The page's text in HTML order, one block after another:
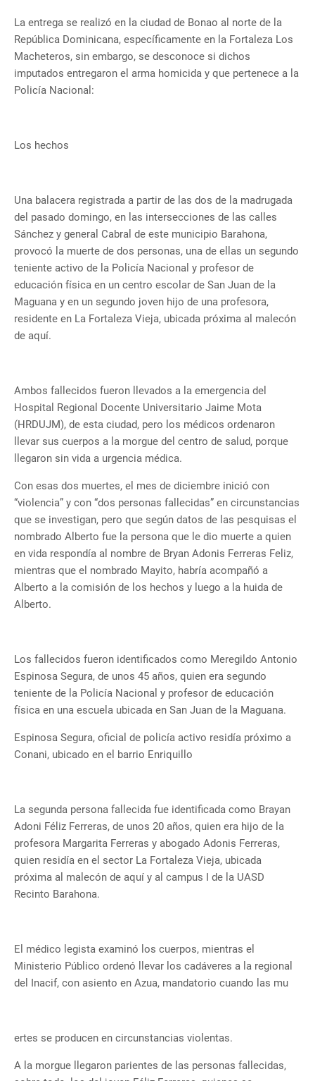
La entrega se realizó en la ciudad de Bonao al norte de la
República Dominicana, específicamente en la Fortaleza Los
Macheteros, sin embargo, se desconoce si dichos
imputados entregaron el arma homicida y que pertenece a la
Policía Nacional:
Los hechos
Una balacera registrada a partir de las dos de la madrugada
del pasado domingo, en las intersecciones de las calles
Sánchez y general Cabral de este municipio Barahona,
provocó la muerte de dos personas, una de ellas un segundo
teniente activo de la Policía Nacional y profesor de
educación física en un centro escolar de San Juan de la
Maguana y en un segundo joven hijo de una profesora,
residente en La Fortaleza Vieja, ubicada próxima al malecón
de aquí.
Ambos fallecidos fueron llevados a la emergencia del
Hospital Regional Docente Universitario Jaime Mota
(HRDUJM), de esta ciudad, pero los médicos ordenaron
llevar sus cuerpos a la morgue del centro de salud, porque
llegaron sin vida a urgencia médica.
Con esas dos muertes, el mes de diciembre inició con
“violencia” y con “dos personas fallecidas” en circunstancias
que se investigan, pero que según datos de las pesquisas el
nombrado Alberto fue la persona que le dio muerte a quien
en vida respondía al nombre de Bryan Adonis Ferreras Feliz,
mientras que el nombrado Mayito, habría acompañó a
Alberto a la comisión de los hechos y luego a la huida de
Alberto.
Los fallecidos fueron identificados como Meregildo Antonio
Espinosa Segura, de unos 45 años, quien era segundo
teniente de la Policía Nacional y profesor de educación
física en una escuela ubicada en San Juan de la Maguana.
Espinosa Segura, oficial de policía activo residía próximo a
Conani, ubicado en el barrio Enriquillo
La segunda persona fallecida fue identificada como Brayan
Adoni Féliz Ferreras, de unos 20 años, quien era hijo de la
profesora Margarita Ferreras y abogado Adonis Ferreras,
quien residía en el sector La Fortaleza Vieja, ubicada
próxima al malecón de aquí y al campus I de la UASD
Recinto Barahona.
El médico legista examinó los cuerpos, mientras el
Ministerio Público ordenó llevar los cadáveres a la regional
del Inacif, con asiento en Azua, mandatorio cuando las mu
ertes se producen en circunstancias violentas.
A la morgue llegaron parientes de las personas fallecidas,